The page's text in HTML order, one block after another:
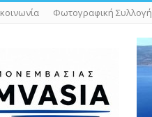
Φωτογραφική Συλλογή